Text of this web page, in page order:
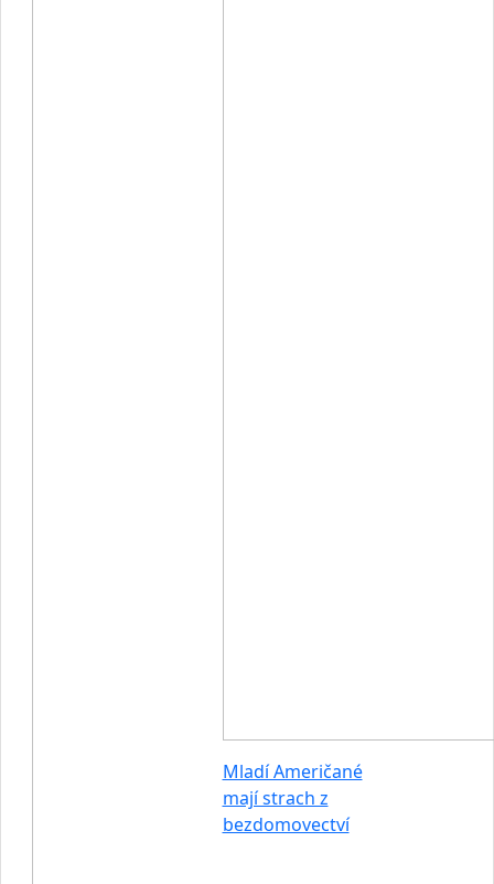
Mladí Američané
mají strach z
bezdomovectví